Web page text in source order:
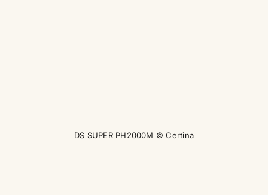
DS SUPER PH2000M © Certina